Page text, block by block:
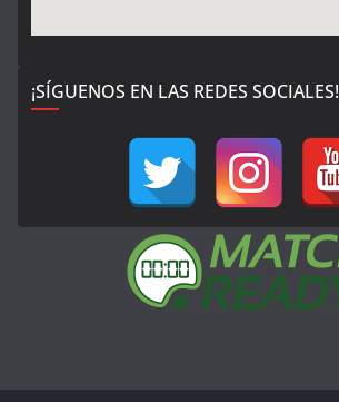
¡SÍGUENOS EN LAS REDES SOCIALES!